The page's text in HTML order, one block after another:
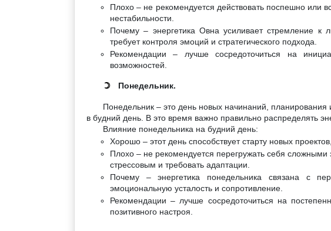
Плохо – не рекомендуется действовать поспешно или
нестабильности.
Почему – энергетика Овна усиливает стремление к
требует контроля эмоций и стратегического подхода.
Рекомендации – лучше сосредоточиться на
возможностей.
☽ Понедельник.
Понедельник – это день новых начинаний,
в будний день. В это время важно правильно распределять
Влияние понедельника на будний день:
Хорошо – этот день способствует старту новых
Плохо – не рекомендуется перегружать себя
стрессовым и требовать адаптации.
Почему – энергетика понедельника связана с
эмоциональную усталость и сопротивление.
Рекомендации – лучше сосредоточиться на
позитивного настроя.